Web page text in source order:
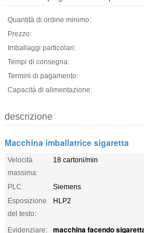
Quantità di ordine minimo:
Prezzo:
Imballaggi particolari:
Tempi di consegna:
Termini di pagamento:
Capacità di alimentazione:
descrizione
Macchina imballatrice sigaretta
Velocità
massima:
18 cartoni/min
PLC:
Siemens
Esposizione
del testo:
HLP2
Evidenziare: macchina facendo